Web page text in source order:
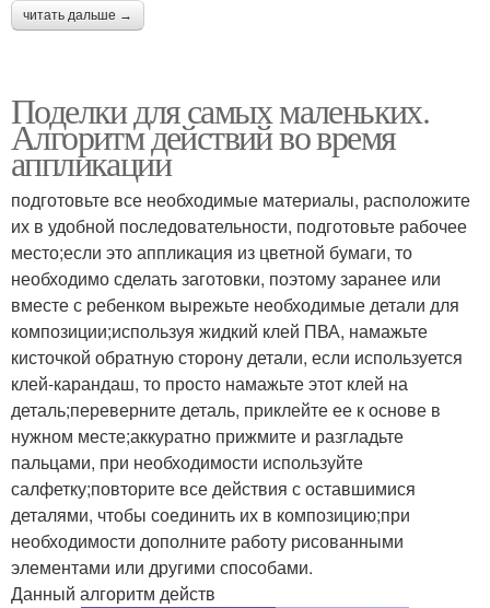
читать дальше →
Поделки для самых маленьких.
Алгоритм действий во время
аппликации
подготовьте все необходимые материалы, расположите
их в удобной последовательности, подготовьте рабочее
место;если это аппликация из цветной бумаги, то
необходимо сделать заготовки, поэтому заранее или
вместе с ребенком вырежьте необходимые детали для
композиции;используя жидкий клей ПВА, намажьте
кисточкой обратную сторону детали, если используется
клей-карандаш, то просто намажьте этот клей на
деталь;переверните деталь, приклейте ее к основе в
нужном месте;аккуратно прижмите и разгладьте
пальцами, при необходимости используйте
салфетку;повторите все действия с оставшимися
деталями, чтобы соединить их в композицию;при
необходимости дополните работу рисованными
элементами или другими способами.
Данный алгоритм действ